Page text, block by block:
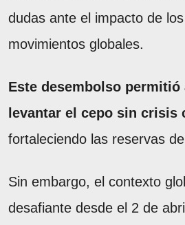
dudas ante el impacto de
movimientos globales.
Este desembolso permitió
levantar el cepo sin crisis
fortaleciendo las reservas
Sin embargo, el contexto
desafiante desde el 2 de